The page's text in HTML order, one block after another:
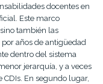
docentes en
Este marco
también las
años de antigüedad
dentro del sistema
jerarquía, y a veces
CDIs. En segundo lugar,